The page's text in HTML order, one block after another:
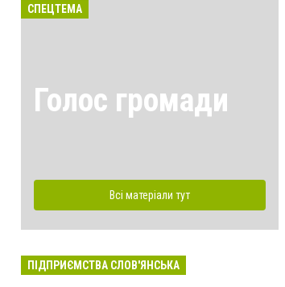
СПЕЦТЕМА
Голос громади
Всі матеріали тут
ПІДПРИЄМСТВА СЛОВ'ЯНСЬКА